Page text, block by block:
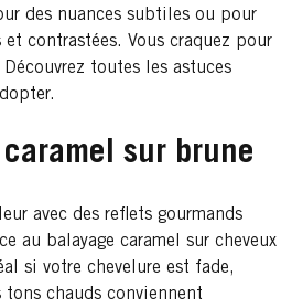
des nuances subtiles ou pour
et contrastées. Vous craquez pour
Découvrez toutes les astuces
sur brune
avec des reflets gourmands
au balayage caramel sur cheveux
si votre chevelure est fade,
tons chauds conviennent